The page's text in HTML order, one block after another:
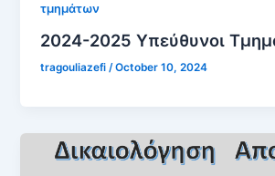
τμημάτων
2024-2025 Υπεύθυνοι
tragouliazefi/October 10, 2024